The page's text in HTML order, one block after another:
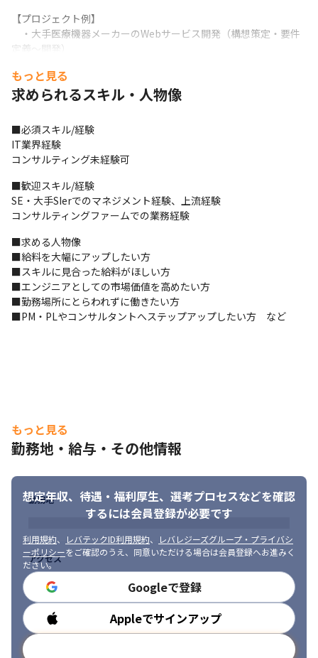
【プロジェクト例】
・大手医療機器メーカーのWebサービス開発（構想策定・要件
定義～開発）
～開発）
・国内最大手総合ディスカウントストア社内システム（要件定
・大手IT企業のSAP導入（構想策定・要件定義・PMO）
他、受託開発案件多数
【過去の案件実績】
■案件概要：大手インターネット関連広告会社 WEBサービスに
おけるAWS基盤の設計・構築
■開発言語／基盤：
SQL
AWS, RDS Aurora mysql 5.7
Cloud Watch, DataDog
■案件概要：国内最大手総合ディスカウントストア Webサービ
ス開発バックエンド（Java）
■開発言語／基盤：
ンド（React）開発
■開発言語／基盤：React (Redux + TypeScript)
■開発言語：
Java、TypeScript 、Python、C＃、Swift、Kotlin　他
■基盤：
AWS/Azure/GCP/Windows Server/Linux　他
■フレームワーク：
Spring Boot、Flutter　他
【年収実績】
・26歳 年収450 → 620万円／月給35万円+賞与200万円にUP！
（SE経験3年、前職から約170万円UP）
・28歳 年収600万 → 850万円／月給50万円+賞与250万円に
UP！
（SE経験6年、前職から約250万円UP）
もっと見る
求められるスキル・人物像
■必須スキル/経験
IT業界経験
コンサルティング未経験可
■歓迎スキル/経験
SE・大手SIerでのマネジメント経験、上流経験
コンサルティングファームでの業務経験
■求める人物像
■給料を大幅にアップしたい方
■スキルに見合った給料がほしい方
■エンジニアとしての市場価値を高めたい方
■勤務場所にとらわれずに働きたい方
■PM・PLやコンサルタントへステップアップしたい方　など
もっと見る
勤務地・給与・その他情報
想定年収、待遇・福利厚生、 選考プロセスなどを確認
するには会員登録が必要です
利用規約、 レバテックID利用規約、
レバレジーズグループ・プライバシ
ーポリシーをご確認のうえ、同意いただける場合は会員登録へお進みく
ださい。
Googleで登録
Appleでサインアップ
勤務地
アクセス
勤務時間